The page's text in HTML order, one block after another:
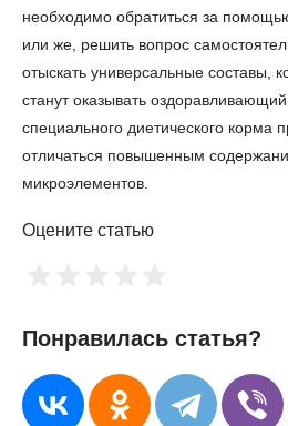
необходимо обратиться за
или же, решить вопрос
отыскать универсальные составы,
станут оказывать
специального диетического корма
отличаться повышенным
микроэлементов.
Оцените статью
Понравилась статья?